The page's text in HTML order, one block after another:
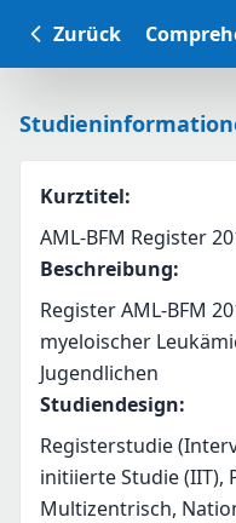
Zurück
Kurztitel:
AML-BFM Register
Beschreibung:
Register AML-BFM
myeloischer
Jugendlichen
Studiendesign:
Registerstudie
initiierte Studie (IIT),
Multizentrisch,